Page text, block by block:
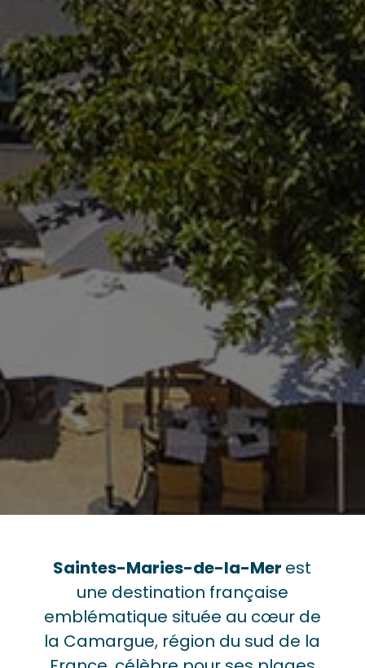
Saintes-Maries-de-la-Mer est
une destination française
emblématique située au cœur de
la Camargue, région du sud de la